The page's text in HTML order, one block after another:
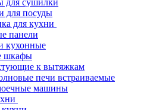
для посуды
для кухни
панели
кухонные
шкафы
к вытяжкам
печи встраиваемые
машины